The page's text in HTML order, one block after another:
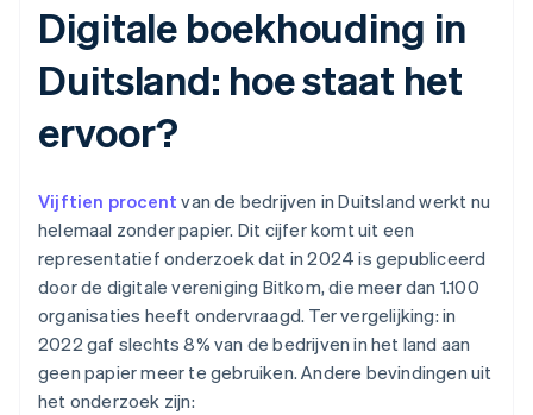
Digitale boekhouding in
Duitsland: hoe staat het
ervoor?
Vijftien procent van de bedrijven in Duitsland werkt nu
helemaal zonder papier. Dit cijfer komt uit een
representatief onderzoek dat in 2024 is gepubliceerd
door de digitale vereniging Bitkom, die meer dan 1.100
organisaties heeft ondervraagd. Ter vergelijking: in
2022 gaf slechts 8% van de bedrijven in het land aan
geen papier meer te gebruiken. Andere bevindingen uit
het onderzoek zijn: